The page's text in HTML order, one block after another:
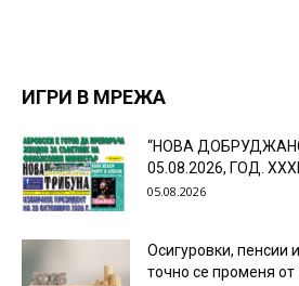
ИГРИ В МРЕЖА
“НОВА
05.08.2026, ГОД.
05.08.2026
Осигуровки, пенсии
точно се променя от